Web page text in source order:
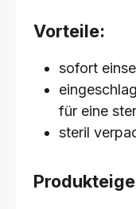
Vorteile:
sofort
für eine
steril